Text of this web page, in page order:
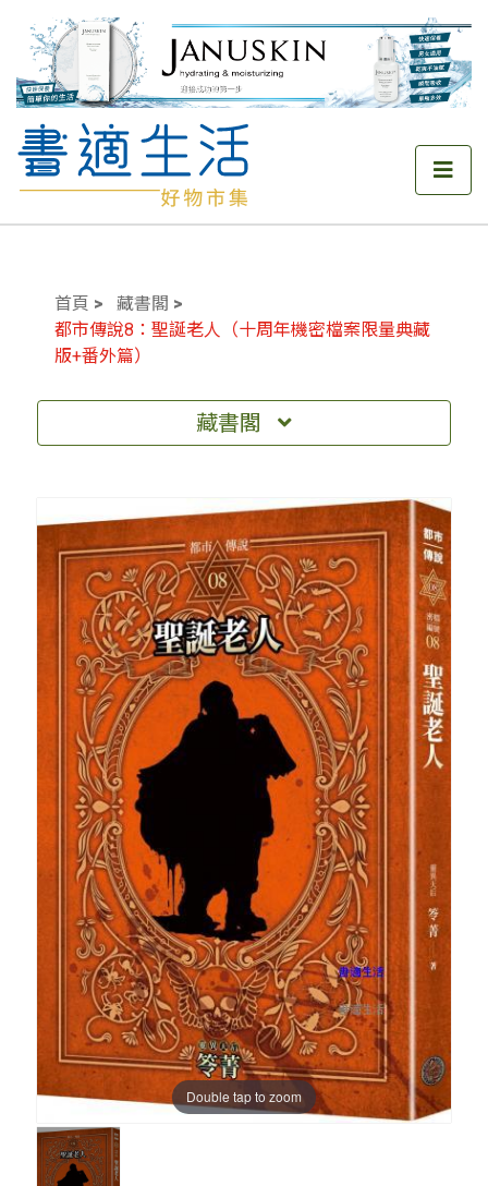
首頁
藏書閣
都市傳說8：聖誕老人（十周年機密檔案限量典藏
版+番外篇）
藏書閣
Double tap to zoom